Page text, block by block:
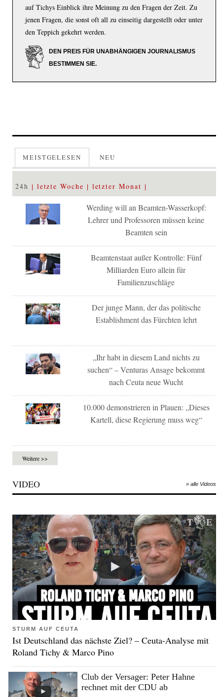
auf Tichys Einblick ihre Meinung zu den Fragen der Zeit. Zu
jenen Fragen, die sonst oft all zu einseitig dargestellt oder unter
den Teppich gekehrt werden.
DEN PREIS FÜR UNABHÄNGIGEN JOURNALISMUS
BESTIMMEN SIE.
MEISTGELESEN NEU
24h letzte Woche letzter Monat
Werding will an Beamten-Wasserkopf:
Lehrer und Professoren müssen keine
Beamten sein
Beamtenstaat außer Kontrolle: Fünf
Milliarden Euro allein für
Familienzuschläge
Der junge Mann, der das politische
Establishment das Fürchten lehrt
„Ihr habt in diesem Land nichts zu
suchen“ – Venturas Ansage bekommt
nach Ceuta neue Wucht
10.000 demonstrieren in Plauen: „Dieses
Kartell, diese Regierung muss weg“
Weitere >>
VIDEO » alle Videos
STURM AUF CEUTA
Ist Deutschland das nächste Ziel? – Ceuta-Analyse mit
Roland Tichy & Marco Pino
Club der Versager: Peter Hahne
rechnet mit der CDU ab